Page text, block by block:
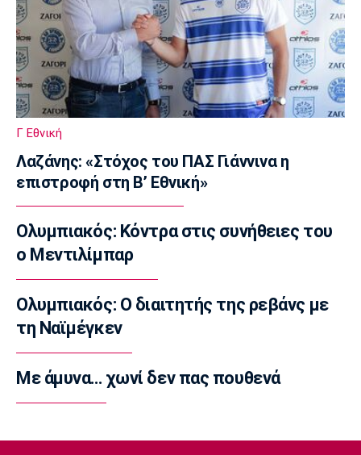
07:50
Super League 1
«Η Λέφσκι Σόφιας απέρριψε πρόταση του
Ολυμπιακού για τον Ακράμ Μπουράς»
07:40
Europa League
Μπιανκόν: «Ο Κωνσταντέλιας έχει τόση
ποιότητα - Η καρδιά μου παραμένει
ερυθρόλευκη»
07:30
Τηλεόραση
Τηλεόραση: Οι αθλητικές μεταδόσεις της
Παρασκευής (7/8)
Επικαιρότητα
Καιρός: Αίθριος με αραιές νεφώσεις
07:10
Επικαιρότητα
Εορτολόγιο: Ποιοι γιορτάζουν σήμερα
07:00
Γ Εθνική
Λαζάνης: «Στόχος του ΠΑΣ Γιάννινα η
επιστροφή στη Β’ Εθνική»
Ολυμπιακός: Κόντρα στις συνήθειες του
ο Μεντιλίμπαρ
Ολυμπιακός: Ο διαιτητής της ρεβάνς με
τη Ναϊμέγκεν
Με άμυνα… χωνί δεν πας πουθενά